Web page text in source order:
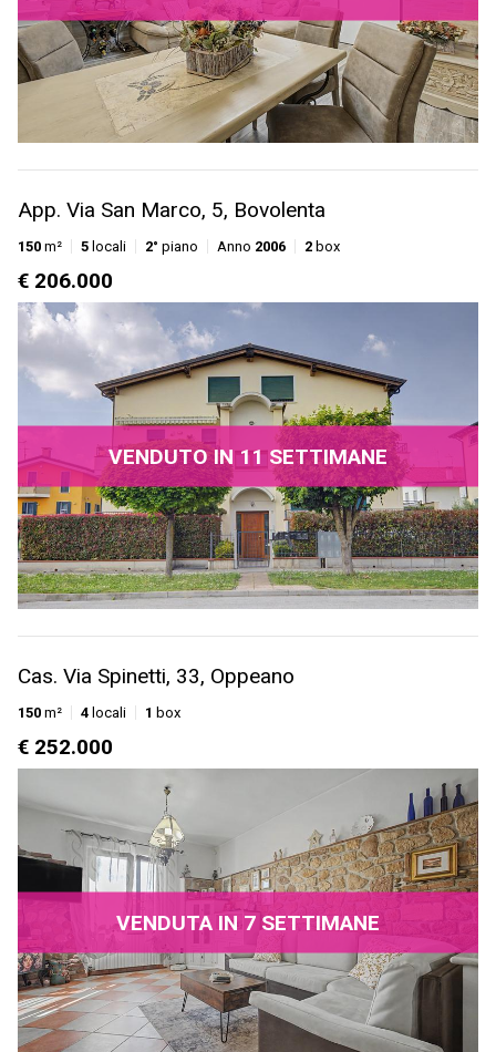
App. Via San Marco, 5, Bovolenta
150 m² 5 locali 2° piano Anno 2006 2 box
€ 206.000
VENDUTO IN 11 SETTIMANE
Cas. Via Spinetti, 33, Oppeano
150 m² 4 locali 1 box
€ 252.000
VENDUTA IN 7 SETTIMANE